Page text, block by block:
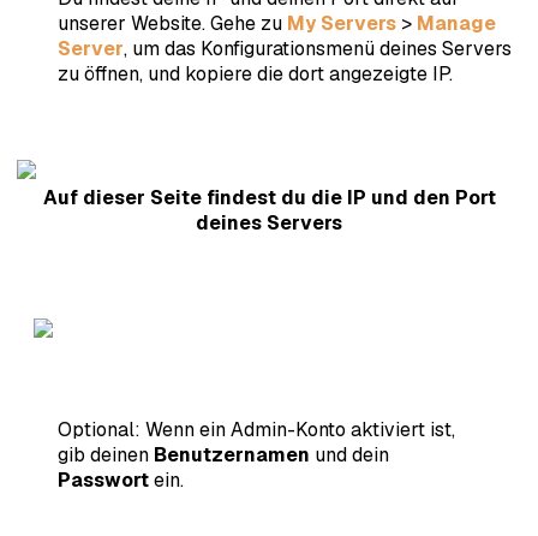
unserer Website. Gehe zu My Servers > Manage
Server, um das Konfigurationsmenü deines Servers
zu öffnen, und kopiere die dort angezeigte IP.
Auf dieser Seite findest du die IP und den Port
deines Servers
Optional: Wenn ein Admin-Konto aktiviert ist,
gib deinen Benutzernamen und dein
Passwortein.